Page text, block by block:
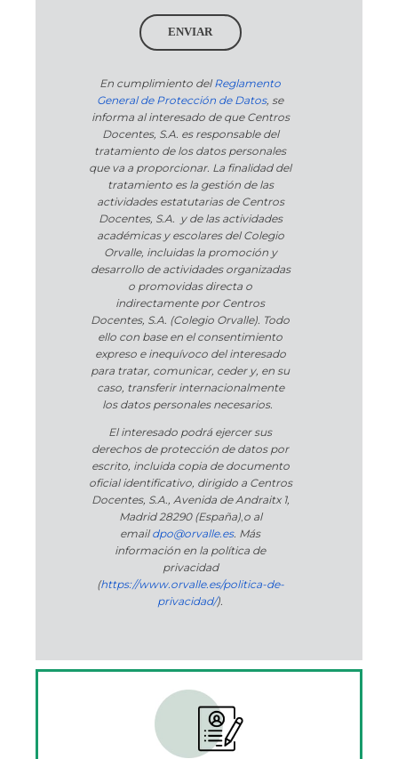
ENVIAR
En cumplimiento delReglamento
General de Protección de Datos, se
informa al interesado de que Centros
Docentes, S.A. es responsable del
tratamiento de los datos personales
que va a proporcionar. La finalidad del
tratamiento es la gestión de las
actividades estatutarias de Centros
Docentes, S.A. y de las actividades
académicas y escolares del Colegio
Orvalle, incluidas la promoción y
desarrollo de actividades organizadas
o promovidas directa o
indirectamente por Centros
Docentes, S.A. (Colegio Orvalle). Todo
ello con base en el consentimiento
expreso e inequívoco del interesado
para tratar, comunicar, ceder y, en su
caso, transferir internacionalmente
los datos personales necesarios.
El interesado podrá ejercer sus
derechos de protección de datos por
escrito, incluida copia de documento
oficial identificativo, dirigido a Centros
Docentes, S.A., Avenida de Andraitx 1,
Madrid 28290 (España), o al
emaildpo@orvalle.es. Más
información en la política de
privacidad
(https://www.orvalle.es/politica-de-
privacidad/).